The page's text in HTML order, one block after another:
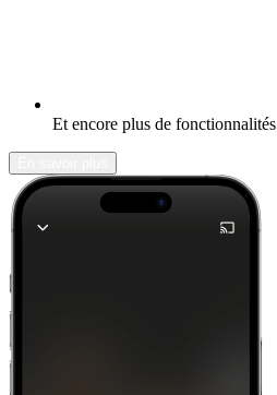
Et encore plus de fonctionnalités